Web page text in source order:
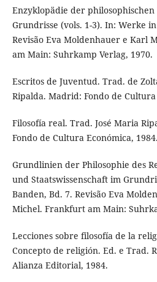
Enzyklopädie der
Grundrisse (vols. 1-3). In: Werke
Revisão Eva Moldenhauer e Karl
am Main: Suhrkamp Verlag, 1970.
Escritos de Juventud. Trad. de
Ripalda. Madrid: Fondo de Cultura
Filosofía real. Trad. José Maria
Fondo de Cultura Económica, 1984.
Grundlinien der Philosophie des
und Staatswissenschaft im
Banden, Bd. 7. Revisão Eva
Michel. Frankfurt am Main:
Lecciones sobre filosofía de la
Concepto de religión. Ed. e Trad.
Alianza Editorial, 1984.